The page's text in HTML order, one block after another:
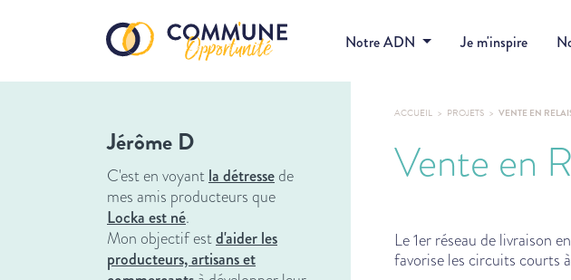
Notre ADN Je m'inspire
Jérôme D
C'est en voyantla détressede
mes amis producteurs que
Locka est né.
Mon objectif estd'aider les
producteurs, artisans et
ACCUEIL PROJETS VENTE EN
Vente en
Le 1er réseau de livraison
favorise les circuits courts